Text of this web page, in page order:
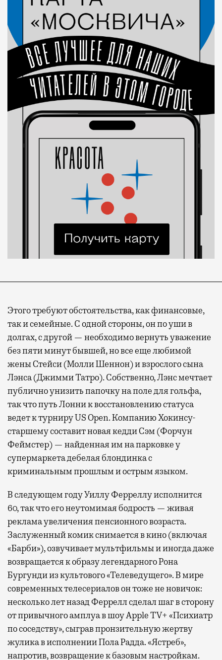
Этого требуют обстоятельства, как финансовые,
так и семейные. С одной стороны, он по уши в
долгах, с другой — необходимо вернуть уважение
без пяти минут бывшей, но все еще любимой
жены Стейси (Молли Шеннон) и взрослого сына
Лэнса (Джимми Татро). Собственно, Лэнс мечтает
публично унизить папочку на поле для гольфа,
так что путь Лонни к восстановлению статуса
ведет к турниру US Open. Компанию Хокинсу-
старшему составит новая кедди Сэм (Форчун
Феймстер) — найденная им на парковке у
супермаркета дебелая блондинка с
криминальным прошлым и острым языком.
В следующем году Уиллу Ферреллу исполнится
60, так что его неутомимая бодрость — живая
реклама увеличения пенсионного возраста.
Заслуженный комик снимается в кино (включая
«Барби»), озвучивает мультфильмы и иногда даже
возвращается к образу легендарного Рона
Бургунди из культового «Телеведущего». В мире
современных телесериалов он тоже не новичок:
несколько лет назад Феррелл сделал шаг в сторону
от привычного амплуа в шоу Apple TV+ «Психиатр
по соседству», сыграв пронзительную жертву
жулика в исполнении Пола Радда. «Ястреб»,
напротив, возвращение к базовым настройкам.